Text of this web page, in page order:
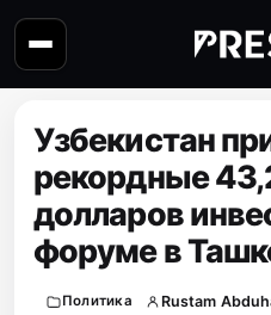
Узбекистан
рекордные
долларов
форуме в
Политика Rustam